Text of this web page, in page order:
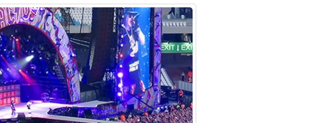
Produkt został zapisany
na Twojej liście